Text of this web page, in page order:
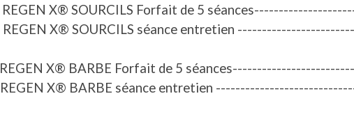
REGEN X®️ SOURCILS Forfait de 5
REGEN X®️ SOURCILS séance entretien
REGEN X®️ BARBE Forfait de 5
REGEN X®️ BARBE séance entretien